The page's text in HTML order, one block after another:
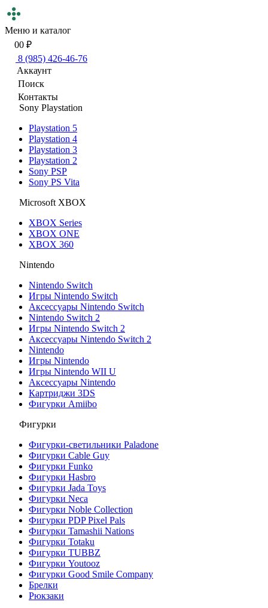
Меню и каталог
00 ₽
8 (985) 426-46-76
Аккаунт
Поиск
Контакты
Sony Playstation
Playstation 5
Playstation 4
Playstation 3
Playstation 2
Sony PSP
Sony PS Vita
Microsoft XBOX
XBOX Series
XBOX ONE
XBOX 360
Nintendo
Nintendo Switch
Игры Nintendo Switch
Аксессуары Nintendo Switch
Nintendo Switch 2
Игры Nintendo Switch 2
Аксессуары Nintendo Switch 2
Nintendo
Игры Nintendo
Игры Nintendo WII U
Аксессуары Nintendo
Картриджи 3DS
Фигурки Amiibo
Фигурки
Фигурки-светильники Paladone
Фигурки Cable Guy
Фигурки Funko
Фигурки Hasbro
Фигурки Jada Toys
Фигурки Neca
Фигурки Noble Collection
Фигурки PDP Pixel Pals
Фигурки Tamashii Nations
Фигурки Totaku
Фигурки TUBBZ
Фигурки Youtooz
Фигурки Good Smile Company
Брелки
Рюкзаки